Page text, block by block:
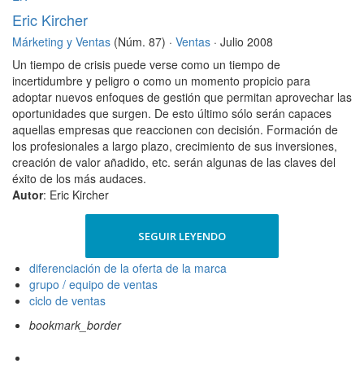
Eric Kircher
Márketing y Ventas (Núm. 87) · Ventas · Julio 2008
Un tiempo de crisis puede verse como un tiempo de
incertidumbre y peligro o como un momento propicio para
adoptar nuevos enfoques de gestión que permitan aprovechar las
oportunidades que surgen. De esto último sólo serán capaces
aquellas empresas que reaccionen con decisión. Formación de
los profesionales a largo plazo, crecimiento de sus inversiones,
creación de valor añadido, etc. serán algunas de las claves del
éxito de los más audaces.
Autor: Eric Kircher
SEGUIR LEYENDO
diferenciación de la oferta de la marca
grupo / equipo de ventas
ciclo de ventas
bookmark_border